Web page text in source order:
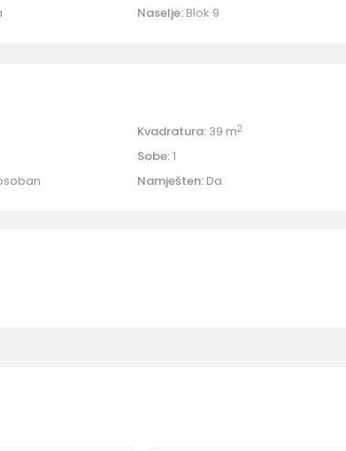
Naselje: Blok 9
Kvadratura: 39 m2
Sobe:1
Namješten: Da